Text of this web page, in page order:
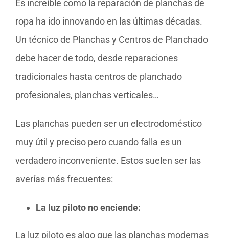
Es increíble como la reparación de planchas de
ropa ha ido innovando en las últimas décadas.
Un técnico de Planchas y Centros de Planchado
debe hacer de todo, desde reparaciones
tradicionales hasta centros de planchado
profesionales, planchas verticales…
Las planchas pueden ser un electrodoméstico
muy útil y preciso pero cuando falla es un
verdadero inconveniente. Estos suelen ser las
averías más frecuentes:
La luz piloto no enciende:
La luz piloto es algo que las planchas modernas